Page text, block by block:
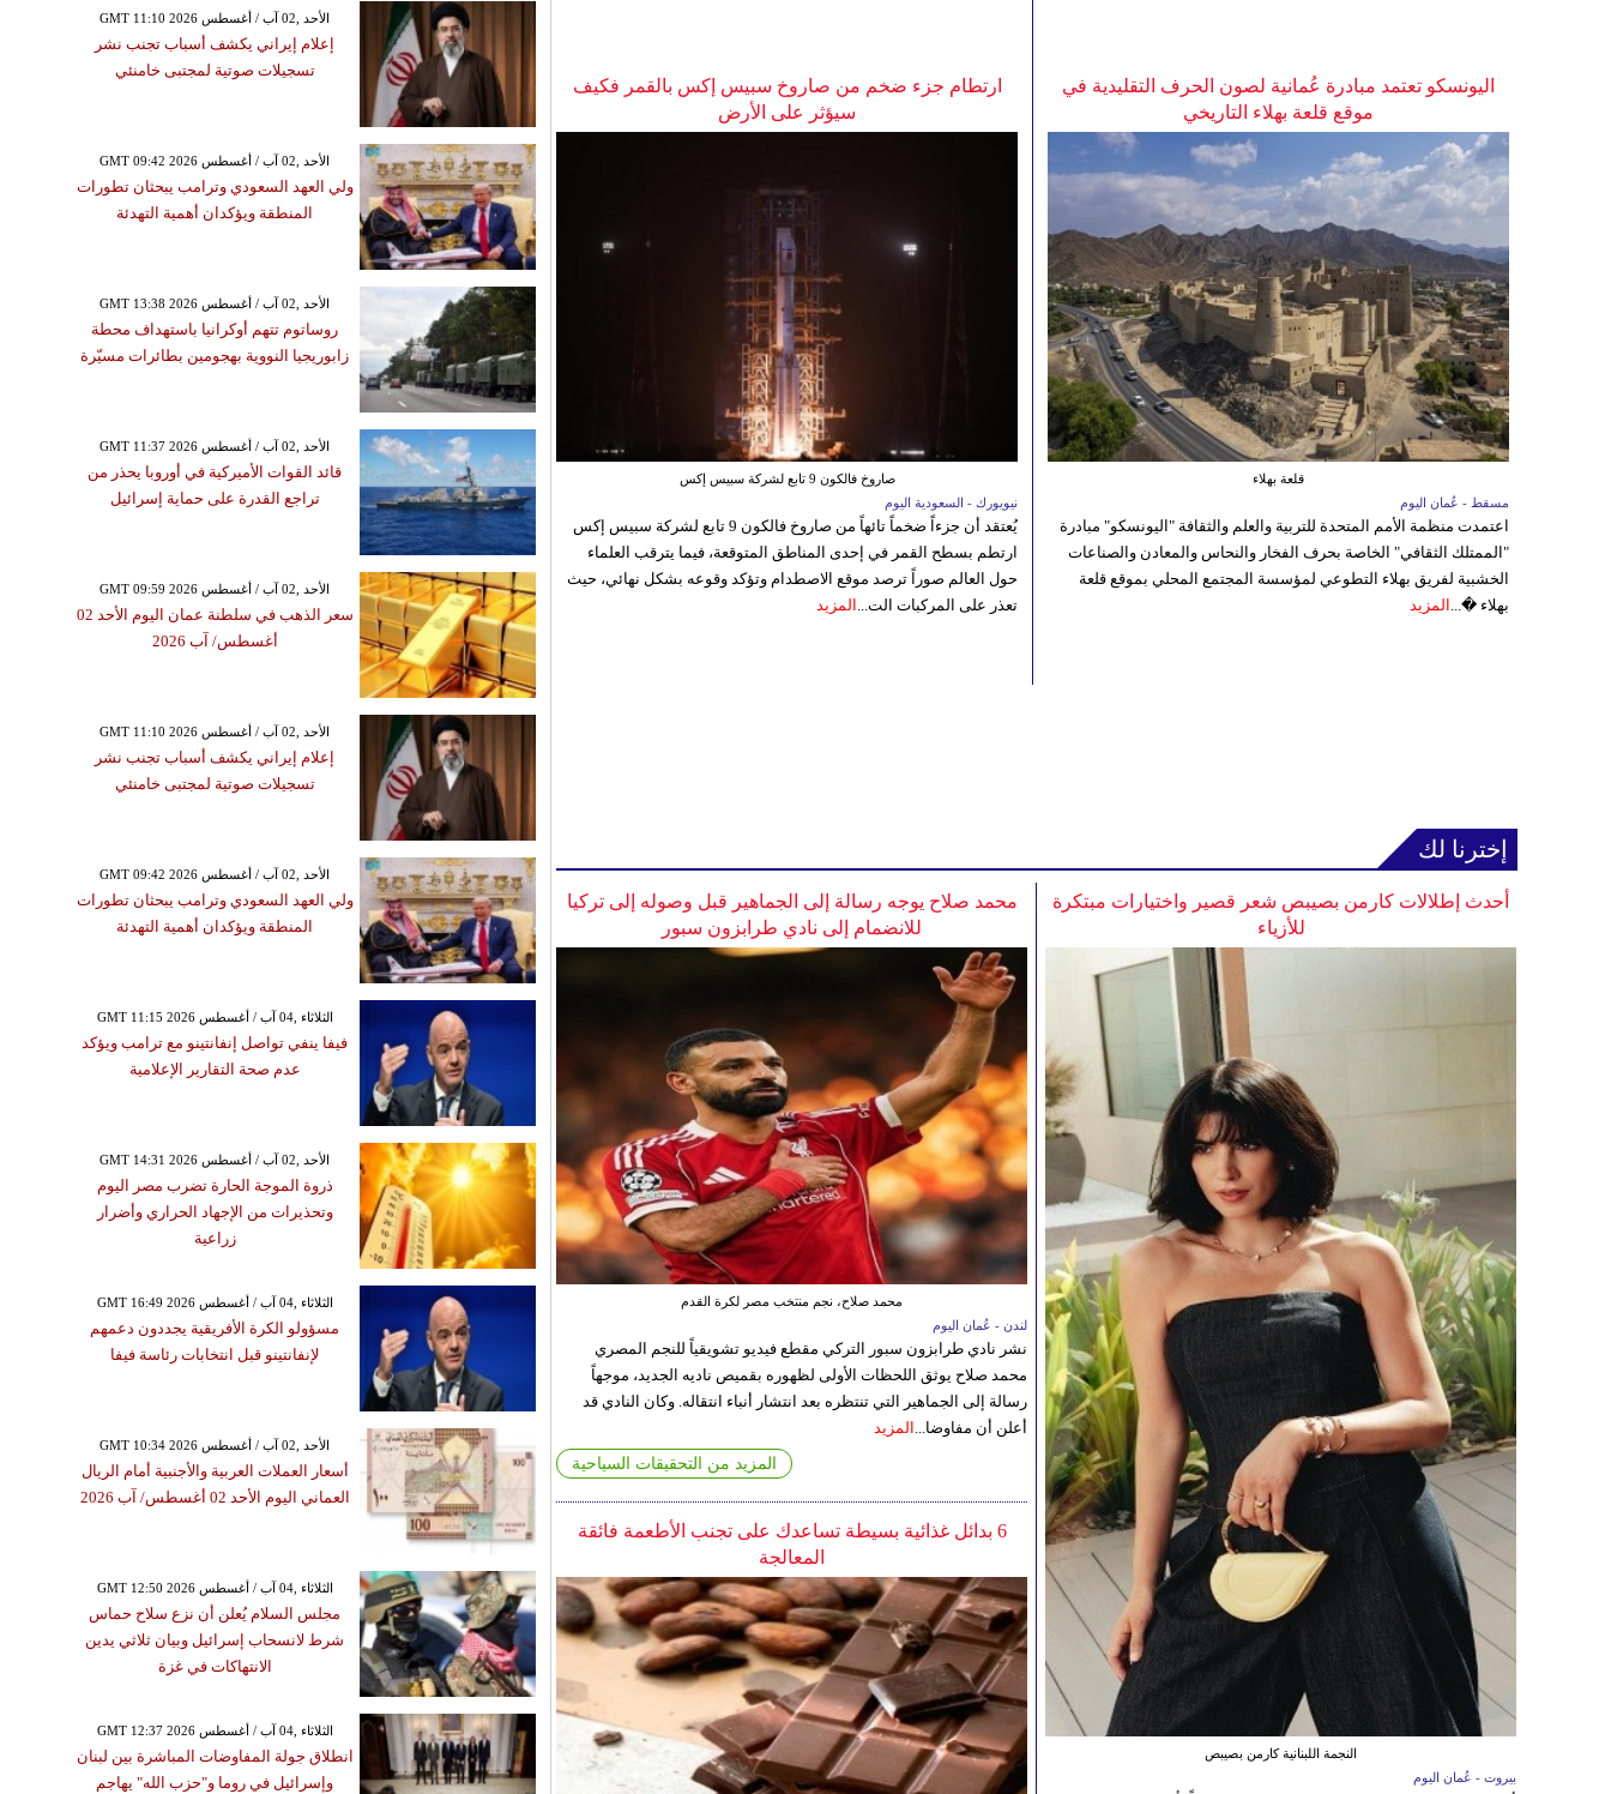
ارتطام جزء ضخم من صاروخ سبيس إكس بالقمر فكيف
سيؤثر على الأرض
صاروخ فالكون 9 تابع لشركة سبيس إكس
نيويورك - السعودية اليوم
يُعتقد أن جزءاً ضخماً تائهاً من صاروخ فالكون 9 تابع لشركة سبيس إكس
ارتطم بسطح القمر في إحدى المناطق المتوقعة، فيما يترقب العلماء
حول العالم صوراً ترصد موقع الاصطدام وتؤكد وقوعه بشكل نهائي، حيث
تعذر على المركبات الت... المزيد
اليونسكو تعتمد مبادرة عُمانية لصون الحرف التقليدية في
موقع قلعة بهلاء التاريخي
قلعة بهلاء
مسقط - عُمان اليوم
اعتمدت منظمة الأمم المتحدة للتربية والعلم والثقافة "اليونسكو" مبادرة
"الممتلك الثقافي" الخاصة بحرف الفخار والنحاس والمعادن والصناعات
الخشبية لفريق بهلاء التطوعي لمؤسسة المجتمع المحلي بموقع قلعة
بهلاء �... المزيد
إخترنا لك
محمد صلاح يوجه رسالة إلى الجماهير قبل وصوله إلى تركيا
للانضمام إلى نادي طرابزون سبور
محمد صلاح، نجم منتخب مصر لكرة القدم
لندن - عُمان اليوم
نشر نادي طرابزون سبور التركي مقطع فيديو تشويقياً للنجم المصري
محمد صلاح يوثق اللحظات الأولى لظهوره بقميص ناديه الجديد، موجهاً
رسالة إلى الجماهير التي تنتظره بعد انتشار أنباء انتقاله. وكان النادي قد
أعلن أن مفاوضا... المزيد
المزيد من التحقيقات السياحية
6 بدائل غذائية بسيطة تساعدك على تجنب الأطعمة فائقة
المعالجة
أحدث إطلالات كارمن بصيبص شعر قصير واختيارات مبتكرة
للأزياء
النجمة اللبنانية كارمن بصيبص
بيروت - عُمان اليوم
GMT 11:10 2026 الأحد ,02 آب / أغسطس
إعلام إيراني يكشف أسباب تجنب نشر
تسجيلات صوتية لمجتبى خامنئي
GMT 09:42 2026 الأحد ,02 آب / أغسطس
ولي العهد السعودي وترامب يبحثان تطورات
المنطقة ويؤكدان أهمية التهدئة
GMT 13:38 2026 الأحد ,02 آب / أغسطس
روساتوم تتهم أوكرانيا باستهداف محطة
زابوريجيا النووية بهجومين بطائرات مسيّرة
GMT 11:37 2026 الأحد ,02 آب / أغسطس
قائد القوات الأميركية في أوروبا يحذر من
تراجع القدرة على حماية إسرائيل
GMT 09:59 2026 الأحد ,02 آب / أغسطس
سعر الذهب في سلطنة عمان اليوم الأحد 02
أغسطس/ آب 2026
GMT 11:10 2026 الأحد ,02 آب / أغسطس
إعلام إيراني يكشف أسباب تجنب نشر
تسجيلات صوتية لمجتبى خامنئي
GMT 09:42 2026 الأحد ,02 آب / أغسطس
ولي العهد السعودي وترامب يبحثان تطورات
المنطقة ويؤكدان أهمية التهدئة
GMT 11:15 2026 الثلاثاء ,04 آب / أغسطس
فيفا ينفي تواصل إنفانتينو مع ترامب ويؤكد
عدم صحة التقارير الإعلامية
GMT 14:31 2026 الأحد ,02 آب / أغسطس
ذروة الموجة الحارة تضرب مصر اليوم
وتحذيرات من الإجهاد الحراري وأضرار
زراعية
GMT 16:49 2026 الثلاثاء ,04 آب / أغسطس
مسؤولو الكرة الأفريقية يجددون دعمهم
لإنفانتينو قبل انتخابات رئاسة فيفا
GMT 10:34 2026 الأحد ,02 آب / أغسطس
أسعار العملات العربية والأجنبية أمام الريال
العماني اليوم الأحد 02 أغسطس/ آب 2026
GMT 12:50 2026 الثلاثاء ,04 آب / أغسطس
مجلس السلام يُعلن أن نزع سلاح حماس
شرط لانسحاب إسرائيل وبيان ثلاثي يدين
الانتهاكات في غزة
GMT 12:37 2026 الثلاثاء ,04 آب / أغسطس
انطلاق جولة المفاوضات المباشرة بين لبنان
وإسرائيل في روما و"حزب الله" يهاجم